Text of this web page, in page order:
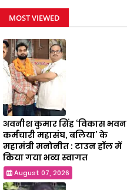
MOST VIEWED
अवनीश कुमार सिंह ‘विकास भवन
कर्मचारी महासंघ, बलिया’ के
महामंत्री मनोनीत : टाउन हॉल में
किया गया भव्य स्वागत
August 07, 2026